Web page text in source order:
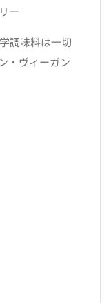
ー
調味料は一切
・ヴィーガン